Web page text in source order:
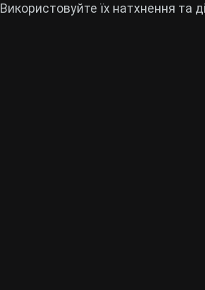
Використовуйте їх натхнення та